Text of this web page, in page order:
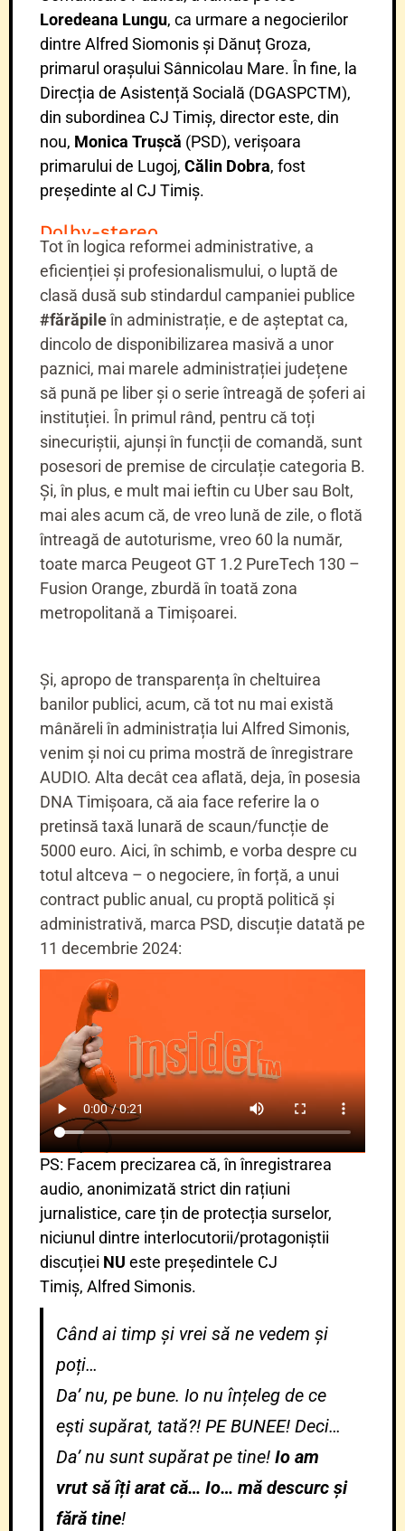
Loredeana Lungu, ca urmare a negocierilor
dintre Alfred Siomonis și Dănuț Groza,
primarul orașului Sânnicolau Mare. În fine, la
Direcția de Asistență Socială (DGASPCTM),
din subordinea CJ Timiș, director este, din
nou, Monica Trușcă (PSD), verișoara
primarului de Lugoj, Călin Dobra, fost
președinte al CJ Timiș.
Dolby-stereo
Tot în logica reformei administrative, a
eficienției și profesionalismului, o luptă de
clasă dusă sub stindardul campaniei publice
#fărăpileîn administrație, e de așteptat ca,
dincolo de disponibilizarea masivă a unor
paznici, mai marele administrației județene
să pună pe liber și o serie întreagă de șoferi ai
instituției. În primul rând, pentru că toți
sinecuriștii, ajunși în funcții de comandă, sunt
posesori de premise de circulație categoria B.
Și, în plus, e mult mai ieftin cu Uber sau Bolt,
mai ales acum că, de vreo lună de zile, o flotă
întreagă de autoturisme, vreo 60 la număr,
toate marca Peugeot GT 1.2 PureTech 130 –
Fusion Orange, zburdă în toată zona
metropolitană a Timișoarei.
Și, apropo de transparența în cheltuirea
banilor publici, acum, că tot nu mai există
mânăreli în administrația lui Alfred Simonis,
venim și noi cu prima mostră de înregistrare
AUDIO. Alta decât cea aflată, deja, în posesia
DNA Timișoara, că aia face referire la o
pretinsă taxă lunară de scaun/funcție de
5000 euro. Aici, în schimb, e vorba despre cu
totul altceva – o negociere, în forță, a unui
contract public anual, cu proptă politică și
administrativă, marca PSD, discuție datată pe
11 decembrie 2024:
PS: Facem precizarea că, în înregistrarea
audio, anonimizată strict din rațiuni
jurnalistice, care țin de protecția surselor,
niciunul dintre interlocutorii/protagoniștii
discuției NU este președintele CJ
Timiș, Alfred Simonis.
Când ai timp și vrei să ne vedem și
poți…
Da’ nu, pe bune. Io nu înțeleg de ce
ești supărat, tată?! PE BUNEE! Deci…
Da’ nu sunt supărat pe tine!Io am
vrut să îți arat că… Io… mă descurc și
fără tine!